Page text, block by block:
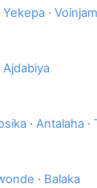
Yekepa ·
Ajdabiya
· Antalaha ·
· Balaka